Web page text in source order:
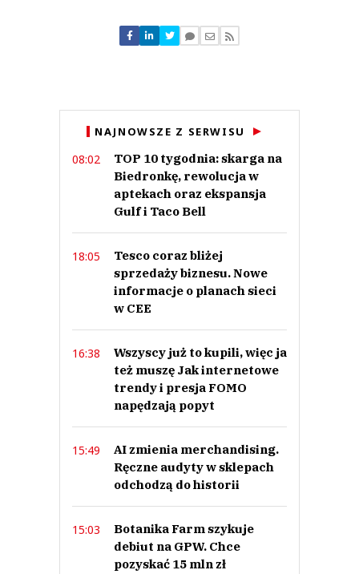
This comment was minimized by the moderator on the site
o takich sprawach powinni decydować Polacy, a nie podstawione kukiełki
free
Odpowiedz
2
23.11.2023 / 17:25
This comment was minimized by the moderator on the site
Bardzo dobre rozwiązanie... już dawno powinien być zapis, że to 2
niedziele poprzedzające 24.12 a nie Boze Narodzenie
Anika
3
4
Nie znaleziono komentarzy
Zostaw swoje komentarze
Imię (Wymagane)
NAJNOWSZE Z SERWISU
08:02
TOP 10 tygodnia: skarga na
Biedronkę, rewolucja w
aptekach oraz ekspansja
Gulf i Taco Bell
18:05
Tesco coraz bliżej
sprzedaży biznesu. Nowe
informacje o planach sieci
w CEE
16:38
Wszyscy już to kupili, więc ja
też muszę Jak internetowe
trendy i presja FOMO
napędzają popyt
15:49
AI zmienia merchandising.
Ręczne audyty w sklepach
odchodzą do historii
15:03
Botanika Farm szykuje
debiut na GPW. Chce
pozyskać 15 mln zł